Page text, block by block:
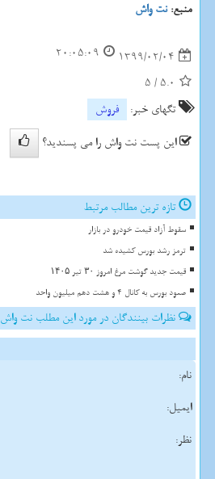
منبع:نت واش
1399/02/04
20:05:09
5.0
/
5
تگهای خبر:
فروش
این پست نت واش را می پسندید؟
تازه ترین مطالب مرتبط
سقوط آزاد قیمت خودرو در بازار
ترمز رشد بورس کشیده شد
قیمت جدید گوشت مرغ امروز ۳۰ تیر ۱۴۰۵
صعود بورس به کانال 4 و هشت دهم میلیون واحد
نظرات بینندگان در مورد این مطلب نت واش
نام:
ایمیل:
نظر: